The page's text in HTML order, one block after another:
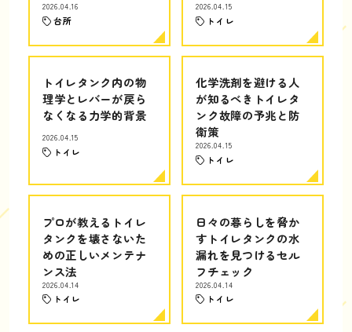
2026.04.16
台所
2026.04.15
トイレ
トイレタンク内の物
理学とレバーが戻ら
なくなる力学的背景
2026.04.15
トイレ
化学洗剤を避ける人
が知るべきトイレタ
ンク故障の予兆と防
衛策
2026.04.15
トイレ
プロが教えるトイレ
タンクを壊さないた
めの正しいメンテナ
ンス法
2026.04.14
トイレ
日々の暮らしを脅か
すトイレタンクの水
漏れを見つけるセル
フチェック
2026.04.14
トイレ